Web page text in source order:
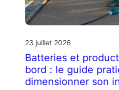
23 juillet 2026
Batteries et
bord : le guide
dimensionner son